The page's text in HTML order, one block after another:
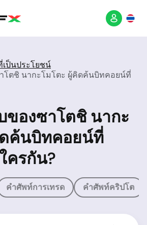
ป็นประโยชน์
โตชิ นากะโมโตะ ผู้คิดค้นบิทคอยน์ที่
ของซาโตชิ นากะ
ค้นบิทคอยน์ที่
ครกัน?
คำศัพท์การเทรด คำศัพท์คริปโต